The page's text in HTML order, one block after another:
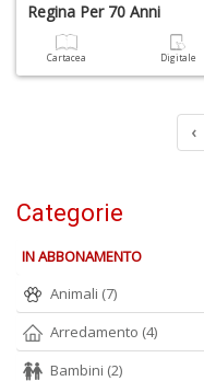
Regina Per 70 Anni
Cartacea Digitale
‹
Categorie
IN ABBONAMENTO
Animali (7)
Arredamento (4)
Bambini (2)